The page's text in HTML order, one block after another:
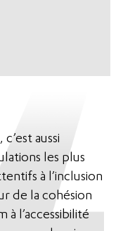
aussi
les plus
à l’inclusion
de la cohésion
à l’accessibilité